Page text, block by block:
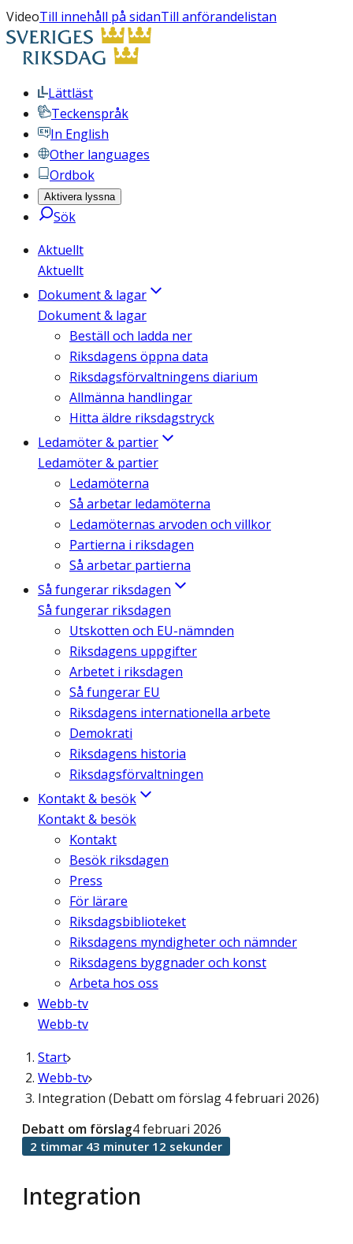
VideoTill innehåll på sidanTill anförandelistan
Lättläst
Teckenspråk
In English
Other languages
Ordbok
Aktivera lyssna
Sök
Aktuellt
Aktuellt
Dokument & lagar
Dokument & lagar
Beställ och ladda ner
Riksdagens öppna data
Riksdagsförvaltningens diarium
Allmänna handlingar
Hitta äldre riksdagstryck
Ledamöter & partier
Ledamöter & partier
Ledamöterna
Så arbetar ledamöterna
Ledamöternas arvoden och villkor
Partierna i riksdagen
Så arbetar partierna
Så fungerar riksdagen
Så fungerar riksdagen
Utskotten och EU-nämnden
Riksdagens uppgifter
Arbetet i riksdagen
Så fungerar EU
Riksdagens internationella arbete
Demokrati
Riksdagens historia
Riksdagsförvaltningen
Kontakt & besök
Kontakt & besök
Kontakt
Besök riksdagen
Press
För lärare
Riksdagsbiblioteket
Riksdagens myndigheter och nämnder
Riksdagens byggnader och konst
Arbeta hos oss
Webb-tv
Webb-tv
Start
Webb-tv
Integration (Debatt om förslag 4 februari 2026)
Integration
Debatt om förslag4 februari 2026
2 timmar 43 minuter 12 sekunder